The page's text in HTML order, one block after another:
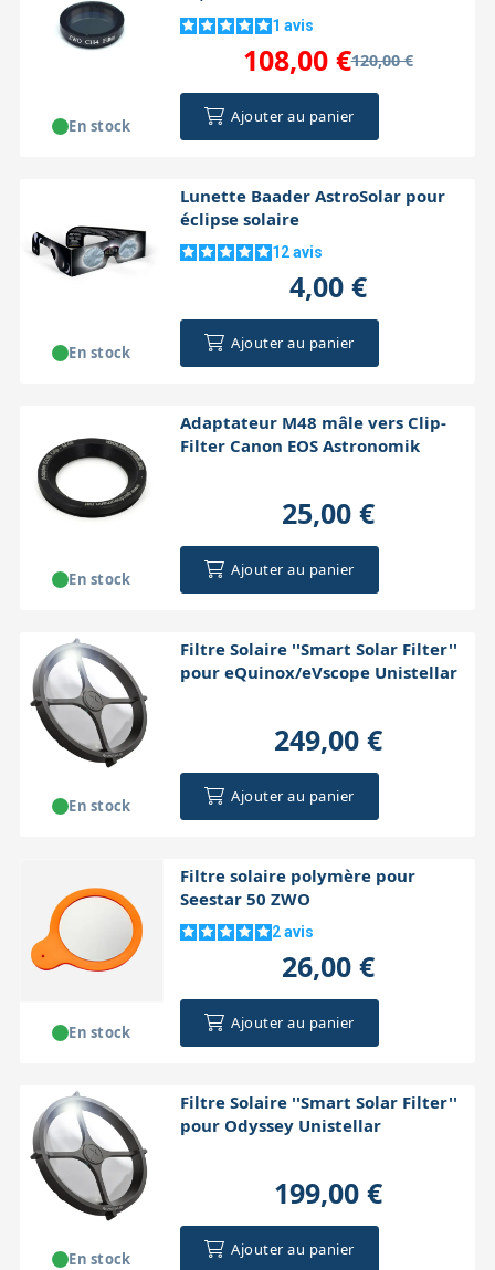
1 avis
120,00 €
108,00 €
Ajouter au panier
En stock
Lunette Baader AstroSolar pour
éclipse solaire
12avis
4,00 €
Ajouter au panier
En stock
Adaptateur M48 mâle vers Clip-
Filter Canon EOS Astronomik
25,00 €
Ajouter au panier
En stock
Filtre Solaire ''Smart Solar Filter''
pour eQuinox/eVscope Unistellar
249,00 €
Ajouter au panier
En stock
Filtre solaire polymère pour
Seestar 50 ZWO
2avis
26,00 €
Ajouter au panier
En stock
Filtre Solaire ''Smart Solar Filter''
pour Odyssey Unistellar
199,00 €
Ajouter au panier
En stock